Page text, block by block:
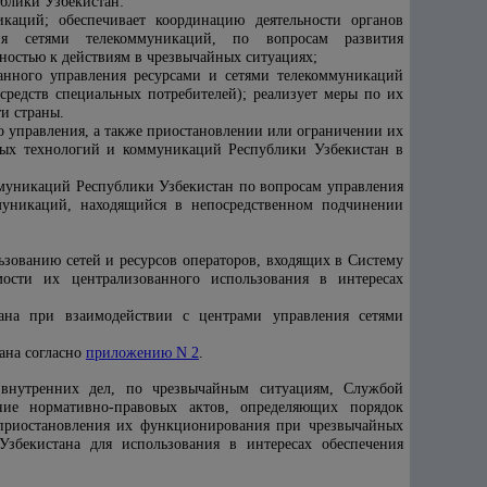
обеспечивает координацию деятельности органов
сетями телекоммуникаций, по вопросам развития
к действиям в чрезвычайных ситуациях;
управления ресурсами и сетями телекоммуникаций
специальных потребителей); реализует меры по их
страны.
а также приостановлении или ограничении их
технологий и коммуникаций Республики Узбекистан в
Республики Узбекистан по вопросам управления
находящийся в непосредственном подчинении
сетей и ресурсов операторов, входящих в Систему
их централизованного использования в интересах
при взаимодействии с центрами управления сетями
согласно приложению N 2.
дел, по чрезвычайным ситуациям, Службой
нормативно-правовых актов, определяющих порядок
их функционирования при чрезвычайных
для использования в интересах обеспечения